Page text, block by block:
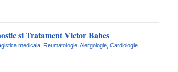
si Tratament Victor Babes
medicala Reumatologie Alergologie Cardiologie